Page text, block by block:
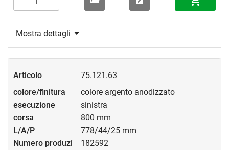
Mostra dettagli
75.121.63
colore argento anodizzato
sinistra
800 mm
778/44/25 mm
182592